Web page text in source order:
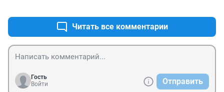
своему микро-участку.О каких приоритетах вообще
речь...Права выбора мы лишены
Читать все комментарии
Гость
Войти
Отправить